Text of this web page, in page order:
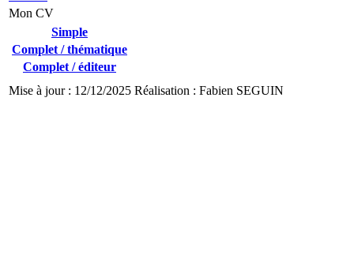
Mon CV
Simple
Complet / thématique
Complet / éditeur
Mise à jour : 12/12/2025 Réalisation : Fabien SEGUIN